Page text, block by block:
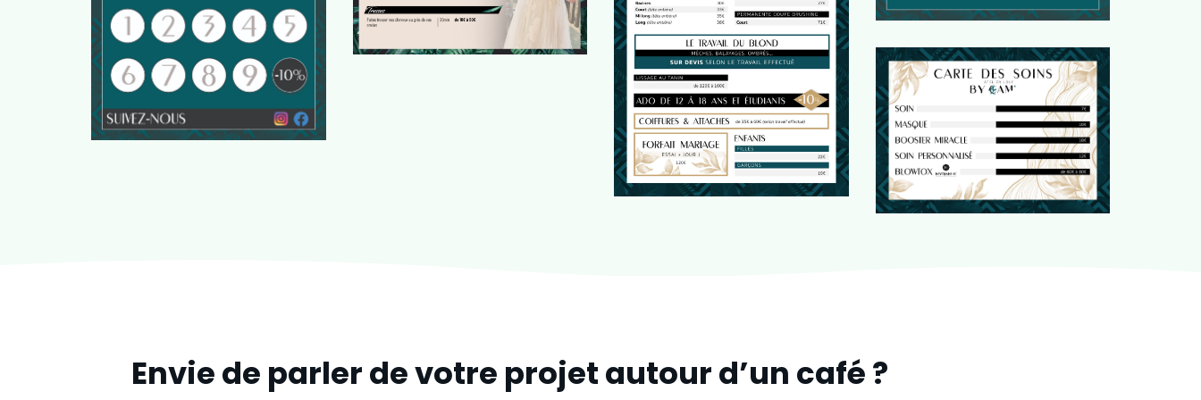
Envie de parler de votre projet autour d’un café ?